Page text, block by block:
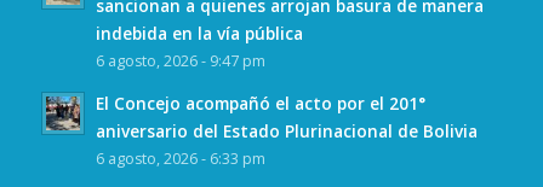
sancionan a quienes arrojan basura de manera
indebida en la vía pública
6 agosto, 2026 - 9:47 pm
El Concejo acompañó el acto por el 201°
aniversario del Estado Plurinacional de Bolivia
6 agosto, 2026 - 6:33 pm